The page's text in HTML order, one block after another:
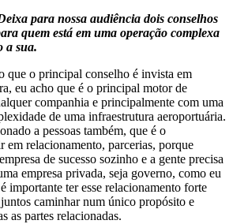
para nossa audiência dois conselhos
quem está em uma operação complexa
a sua.
que o principal conselho é invista em
eu acho que é o principal motor de
companhia e principalmente com uma
de uma infraestrutura aeroportuária.
a pessoas também, que é o
em relacionamento, parcerias, porque
de sucesso sozinho e a gente precisa
empresa privada, seja governo, como eu
importante ter esse relacionamento forte
caminhar num único propósito e
as partes relacionadas.